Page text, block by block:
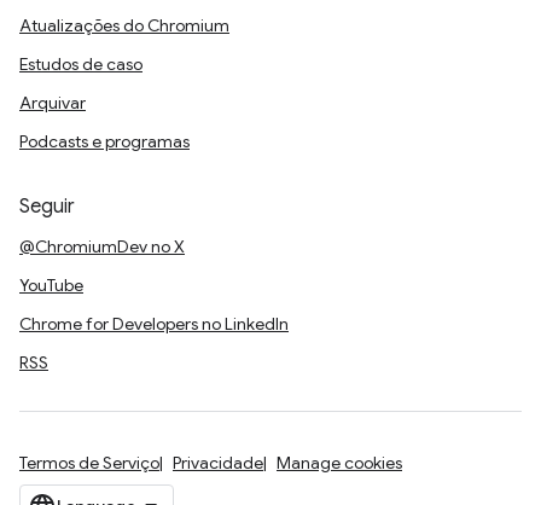
Atualizações do Chromium
Estudos de caso
Arquivar
Podcasts e programas
Seguir
@ChromiumDev no X
YouTube
Chrome for Developers no LinkedIn
RSS
Termos de Serviço Privacidade Manage cookies